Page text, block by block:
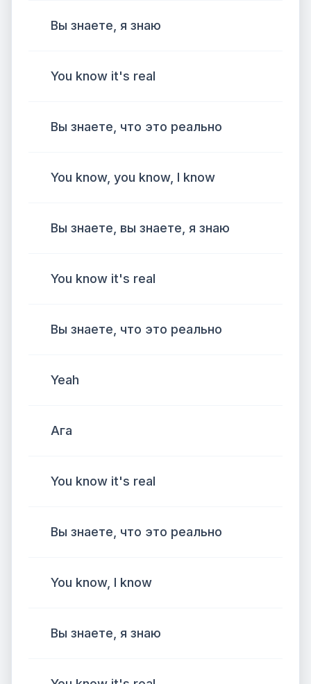
Вы знаете, я знаю
You know it's real
Вы знаете, что это реально
You know, you know, I know
Вы знаете, вы знаете, я знаю
You know it's real
Вы знаете, что это реально
Yeah
Ага
You know it's real
Вы знаете, что это реально
You know, I know
Вы знаете, я знаю